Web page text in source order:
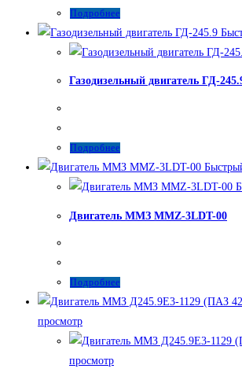
Подробнее
Газодизельный двигатель ГД-
Подробнее
Двигатель ММЗ MMZ-3LDT-00
Подробнее
просмотр
просмотр